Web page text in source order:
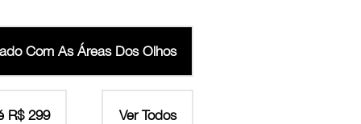
Com As Áreas Dos Olhos
R$ 299 Ver Todos